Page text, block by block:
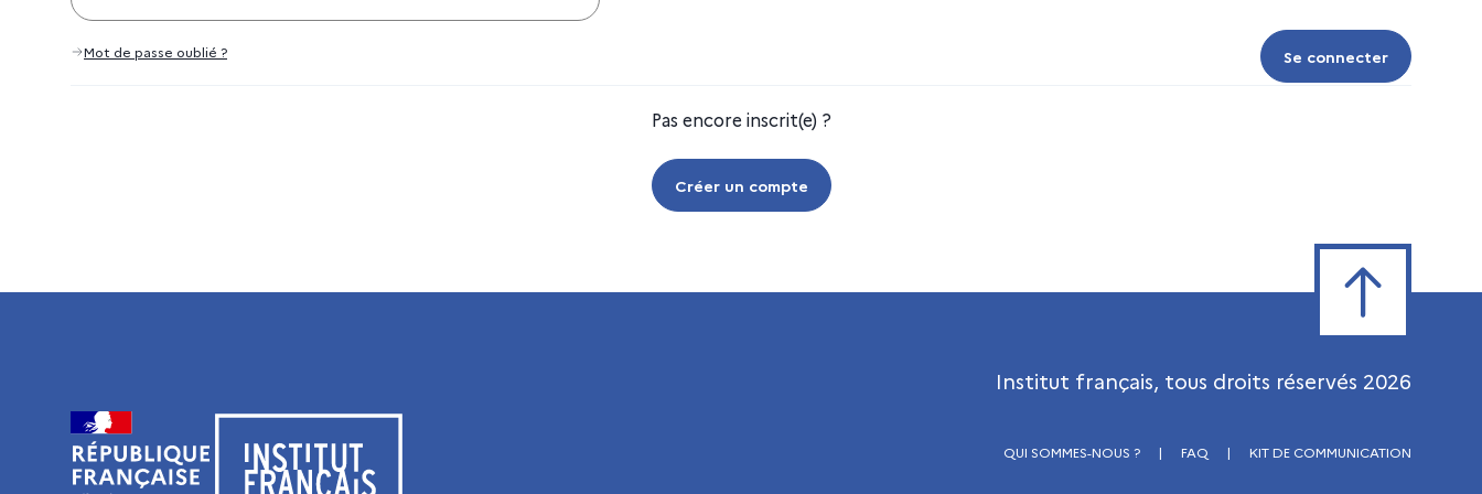
Se connecter
Se connecter
Mot de passe oublié ?
Pas encore inscrit(e) ?
Créer un compte
Visiter le site de l’Institut français
Institut français, tous droits réservés 2026
QUI SOMMES-NOUS ? | FAQ | KIT DE COMMUNICATION